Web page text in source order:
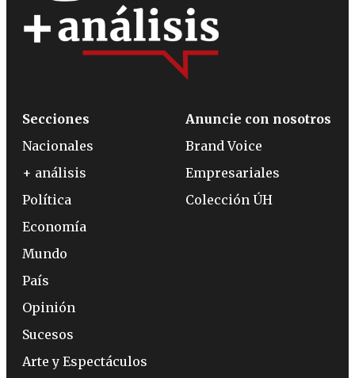
Secciones
Nacionales
+ análisis
Política
Economía
Mundo
País
Opinión
Sucesos
Arte y Espectáculos
Anuncie con nosotros
Brand Voice
Empresariales
Colección ÚH